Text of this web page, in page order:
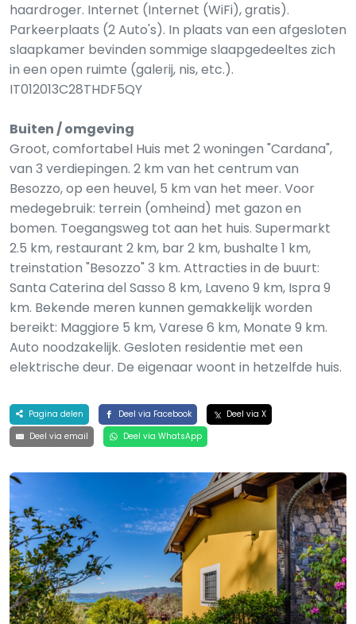
haardroger. Internet (Internet (WiFi), gratis).
Parkeerplaats (2 Auto's). In plaats van een afgesloten
slaapkamer bevinden sommige slaapgedeeltes zich
in een open ruimte (galerij, nis, etc.).
IT012013C28THDF5QY
Buiten / omgeving
Groot, comfortabel Huis met 2 woningen "Cardana",
van 3 verdiepingen. 2 km van het centrum van
Besozzo, op een heuvel, 5 km van het meer. Voor
medegebruik: terrein (omheind) met gazon en
bomen. Toegangsweg tot aan het huis. Supermarkt
2.5 km, restaurant 2 km, bar 2 km, bushalte 1 km,
treinstation "Besozzo" 3 km. Attracties in de buurt:
Santa Caterina del Sasso 8 km, Laveno 9 km, Ispra 9
km. Bekende meren kunnen gemakkelijk worden
bereikt: Maggiore 5 km, Varese 6 km, Monate 9 km.
Auto noodzakelijk. Gesloten residentie met een
elektrische deur. De eigenaar woont in hetzelfde huis.
Pagina delen Deel via Facebook
Deel via X
Deel via email
Deel via WhatsApp